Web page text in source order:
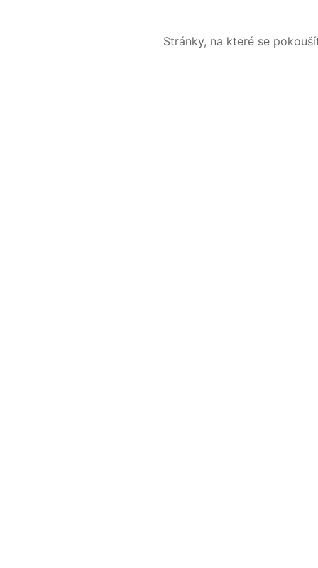
Stránky, na které se